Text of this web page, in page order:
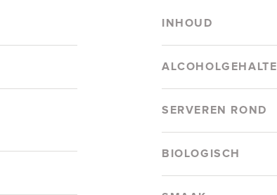
INHOUD
ALCOHOLGEHALTE
SERVEREN ROND
BIOLOGISCH